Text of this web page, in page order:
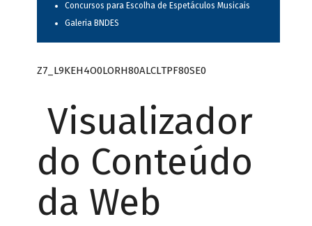
Concursos para Escolha de Espetáculos Musicais
Galeria BNDES
Z7_L9KEH4O0LORH80ALCLTPF80SE0
Visualizador
do Conteúdo
da Web